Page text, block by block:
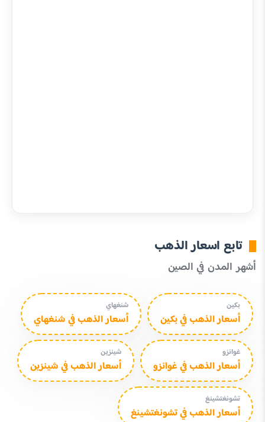
تابع اسعار الذهب
أشهر المدن في الصين
بكين
أسعار الذهب في بكين
شنغهاي
أسعار الذهب في شنغهاي
غوانزو
أسعار الذهب في غوانزو
شينزين
أسعار الذهب في شينزين
تشونغتشينغ
أسعار الذهب في تشونغتشينغ